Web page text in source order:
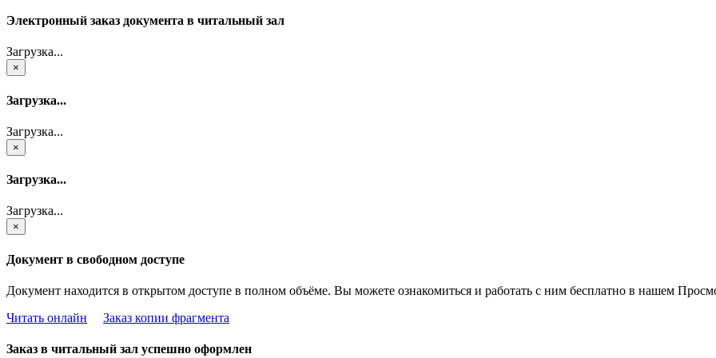
Электронный заказ документа в читальный зал
Загрузка...
×
Загрузка...
Загрузка...
×
Загрузка...
Загрузка...
×
Документ в свободном доступе
Документ находится в открытом доступе в полном объёме. Вы можете ознакомиться и работать с ним бесплатно в нашем
Читать онлайн
Заказ копии фрагмента
Заказ в читальный зал успешно оформлен